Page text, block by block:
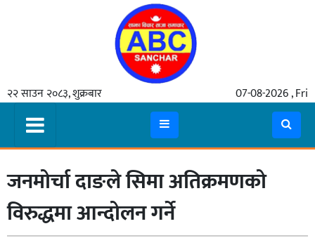
२२ साउन २०८३, शुक्रबार 07-08-2026 , Fri
समाचार
मुख्य
समाचार
कुटनीती
अर्थ
रसरङ्ग
जनमोर्चा दाङले सिमा अतिक्रमणको
विरुद्धमा आन्दोलन गर्ने